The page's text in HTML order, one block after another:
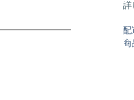
詳
配
商